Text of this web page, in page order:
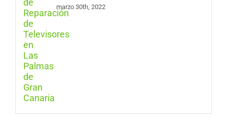
marzo 30th, 2022